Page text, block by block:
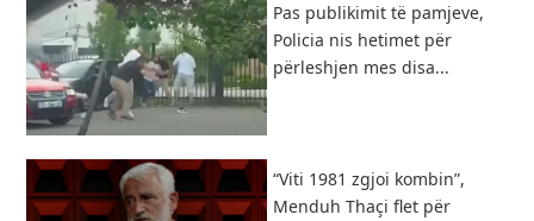
Pas publikimit të pamjeve,
Policia nis hetimet për
përleshjen mes disa...
“Viti 1981 zgjoi kombin”,
Menduh Thaçi flet për